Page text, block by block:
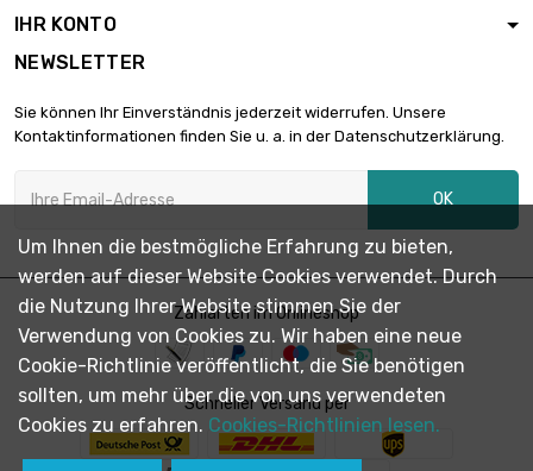
Durchmesser :
Länge : 1.5 Meter
33mm
Länge : 2 Meter
Durchmesser :
33mm
6.864,80 €
Länge : 1.2 Meter
Durchmesser :
34mm
4.372,29 €
IHR KONTO
NEWSLETTER
Sie können Ihr Einverständnis jederzeit widerrufen. Unsere
Kontaktinformationen finden Sie u. a. in der Datenschutzerklärung.
OK
Zahlarten im Onlineshop
Schneller Versand per
Um Ihnen die bestmögliche Erfahrung zu bieten,
werden auf dieser Website Cookies verwendet. Durch
die Nutzung Ihrer Website stimmen Sie der
Verwendung von Cookies zu. Wir haben eine neue
Cookie-Richtlinie veröffentlicht, die Sie benötigen
sollten, um mehr über die von uns verwendeten
Cookies zu erfahren. Cookies-Richtlinien lesen.